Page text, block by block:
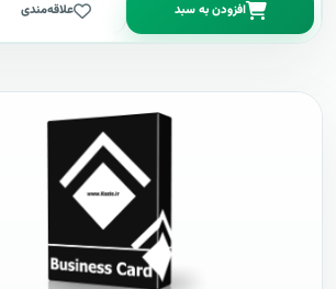
افزودن به سبد علاقه‌مندی